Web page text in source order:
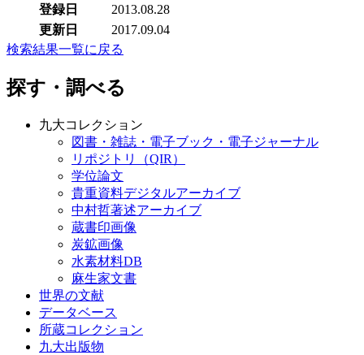
登録日
2013.08.28
更新日
2017.09.04
検索結果一覧に戻る
探す・調べる
九大コレクション
図書・雑誌・電子ブック・電子ジャーナル
リポジトリ（QIR）
学位論文
貴重資料デジタルアーカイブ
中村哲著述アーカイブ
蔵書印画像
炭鉱画像
水素材料DB
麻生家文書
世界の文献
データベース
所蔵コレクション
九大出版物